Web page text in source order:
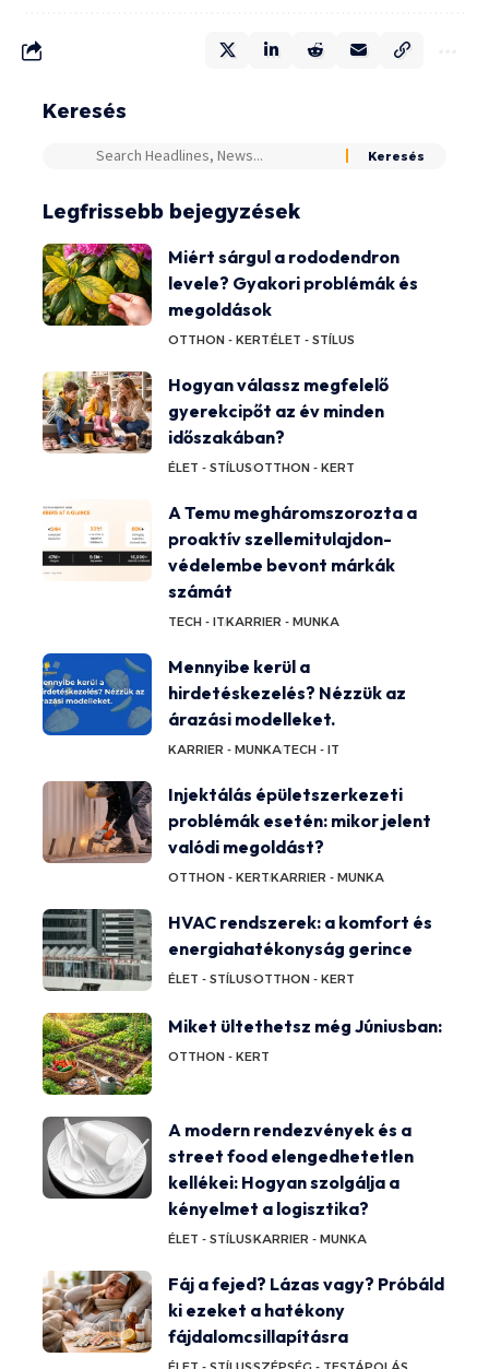
Keresés
Legfrissebb bejegyzések
Miért sárgul a rododendron
levele? Gyakori problémák és
megoldások
OTTHON - KERTÉLET - STÍLUS
Hogyan válassz megfelelő
gyerekcipőt az év minden
időszakában?
ÉLET - STÍLUSOTTHON - KERT
A Temu megháromszorozta a
proaktív szellemitulajdon-
védelembe bevont márkák
számát
TECH - ITKARRIER - MUNKA
Mennyibe kerül a
hirdetéskezelés? Nézzük az
árazási modelleket.
KARRIER - MUNKATECH - IT
Injektálás épületszerkezeti
problémák esetén: mikor jelent
valódi megoldást?
OTTHON - KERTKARRIER - MUNKA
HVAC rendszerek: a komfort és
energiahatékonyság gerince
ÉLET - STÍLUSOTTHON - KERT
Miket ültethetsz még Júniusban:
OTTHON - KERT
A modern rendezvények és a
street food elengedhetetlen
kellékei: Hogyan szolgálja a
kényelmet a logisztika?
ÉLET - STÍLUSKARRIER - MUNKA
Fáj a fejed? Lázas vagy? Próbáld
ki ezeket a hatékony
fájdalomcsillapításra